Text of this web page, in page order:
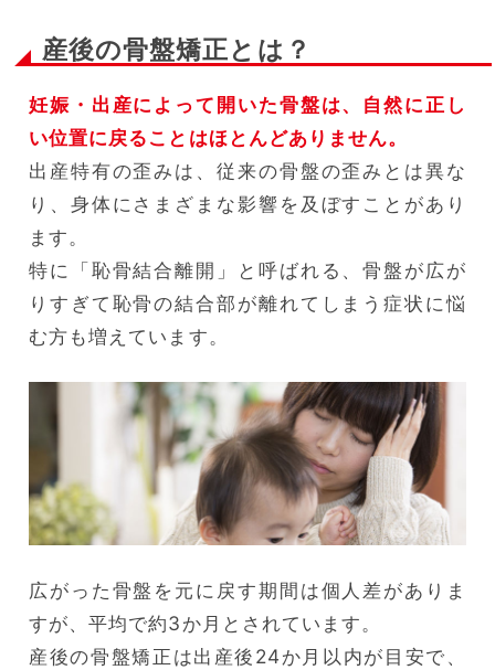
産後の骨盤矯正とは？
妊娠・出産によって開いた骨盤は、自然に正し
い位置に戻ることはほとんどありません。
出産特有の歪みは、従来の骨盤の歪みとは異な
り、身体にさまざまな影響を及ぼすことがあり
ます。
特に「恥骨結合離開」と呼ばれる、骨盤が広が
りすぎて恥骨の結合部が離れてしまう症状に悩
む方も増えています。
広がった骨盤を元に戻す期間は個人差がありま
すが、平均で約3か月とされています。
産後の骨盤矯正は出産後24か月以内が目安で、